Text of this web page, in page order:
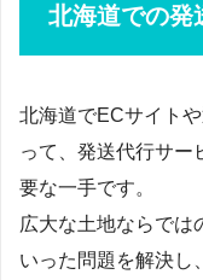
北海道での発
北海道でECサイト
って、発送代行サー
要な一手です。
広大な土地ならでは
いった問題を解決し